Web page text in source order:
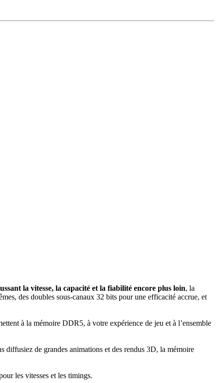
la vitesse, la capacité et la fiabilité encore plus loin, la
des doubles sous-canaux 32 bits pour une efficacité accrue, et
à la mémoire DDR5, à votre expérience de jeu et à l’ensemble
diffusiez de grandes animations et des rendus 3D, la mémoire
les vitesses et les timings.